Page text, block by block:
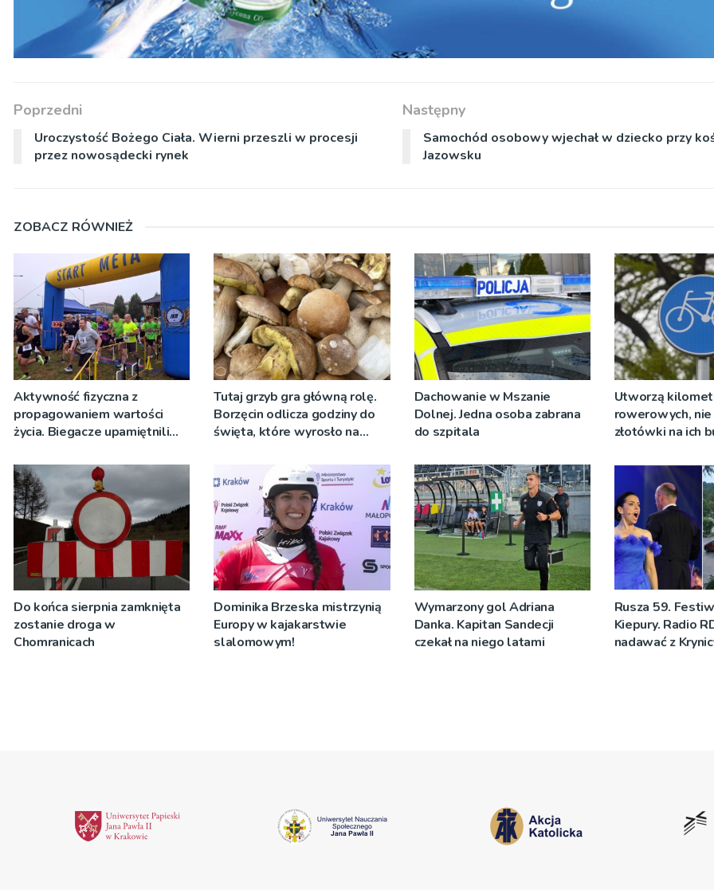
Poprzedni
Uroczystość Bożego Ciała. Wierni przeszli w procesji
przez nowosądecki rynek
Następny
Samochód osobowy wjechał w dziecko przy
Jazowsku
ZOBACZ RÓWNIEŻ
Aktywność fizyczna z
propagowaniem wartości
życia. Biegacze upamiętnili
Tutaj grzyb gra główną rolę.
Borzęcin odlicza godziny do
święta, które wyrosło na
Dachowanie w Mszanie
Dolnej. Jedna osoba zabrana
do szpitala
Utworzą
rowerowych,
złotówki na ich
Do końca sierpnia zamknięta
zostanie droga w
Chomranicach
Dominika Brzeska mistrzynią
Europy w kajakarstwie
slalomowym!
Wymarzony gol Adriana
Danka. Kapitan Sandecji
czekał na niego latami
Rusza 59.
Kiepury. Radio
nadawać z